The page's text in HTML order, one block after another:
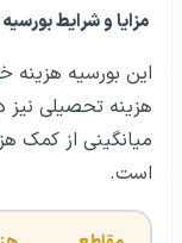
مزایا و شرایط
این بورسیه
هزینه تحصیلی
میانگینی از کمک
است.